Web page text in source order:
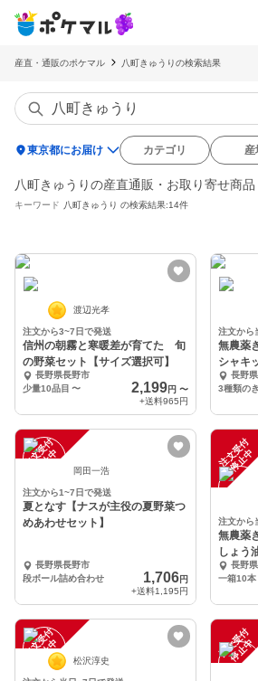
産直・通販のポケマル 八町きゅうりの検索結果
location_on東京都にお届け カテゴリ 産
八町きゅうりの産直通販・お取り寄せ商品
キーワード 八町きゅうり の検索結果:14件
渡辺光孝
注文から3~7日で発送
信州の朝霧と寒暖差が育てた 旬
の野菜セット【サイズ選択可】
長野県長野市
少量10品目 〜 2,199円 〜
+送料965円
注文から
無農薬
シャキ
長野
3種類の
注
文
受
付
停
止
中 岡田一浩
注文から1~7日で発送
夏となす【ナスが主役の夏野菜つ
めあわせセット】
長野県長野市
段ボール詰め合わせ
1,706円
+送料1,195円
注
文
受
付
停
止
中
注文から
無農薬
しょう
もらい
長野
注
文
受
付
停
止
中 松沢淳史
注
文
受
付
停
止
中